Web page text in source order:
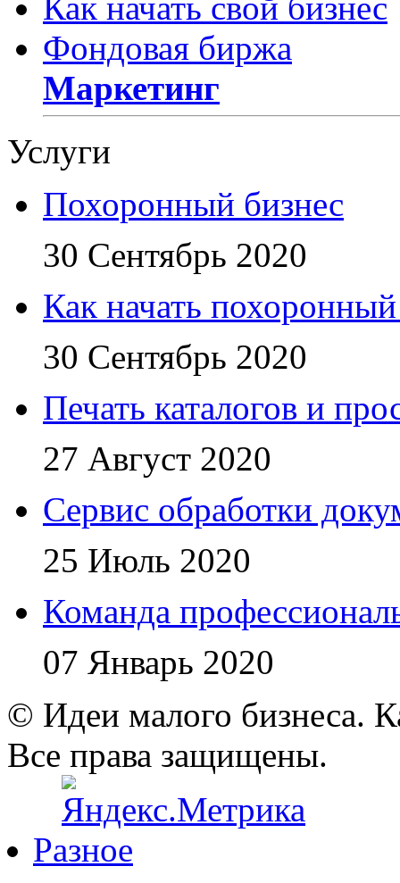
Фондовая биржа
Маркетинг
Услуги
Похоронный бизнес
30 Сентябрь 2020
Как начать
30 Сентябрь 2020
Печать каталогов и
27 Август 2020
Сервис обработки
25 Июль 2020
Команда
07 Январь 2020
© Идеи малого бизнеса.
Все права защищены.
Разное